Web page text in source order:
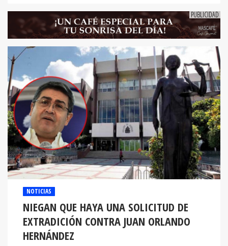
NOTICIAS
NIEGAN QUE HAYA UNA SOLICITUD DE
EXTRADICIÓN CONTRA JUAN ORLANDO
HERNÁNDEZ
La Corte Suprema de Justicia desmintió que haya